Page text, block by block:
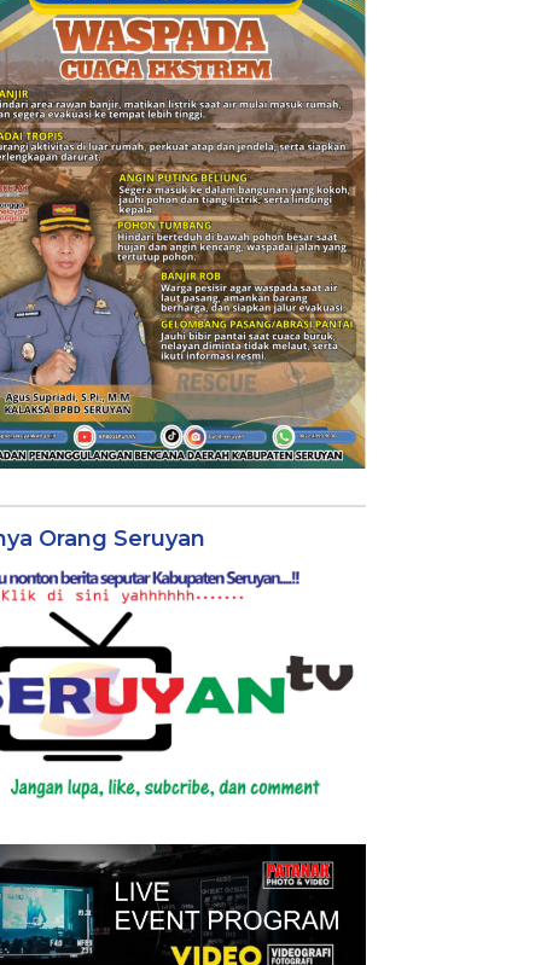
Orang Seruyan